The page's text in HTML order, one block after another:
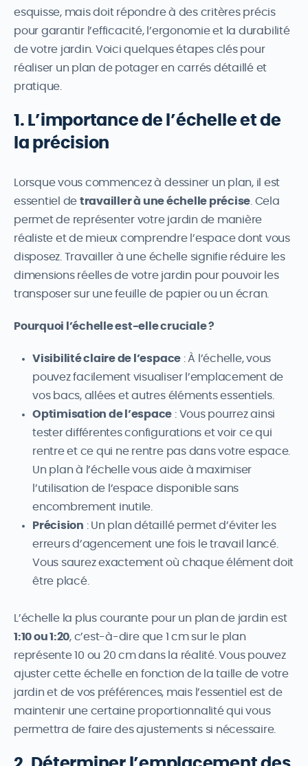
esquisse, mais doit répondre à des critères précis
pour garantir l’efficacité, l’ergonomie et la durabilité
de votre jardin. Voici quelques étapes clés pour
réaliser un plan de potager en carrés détaillé et
pratique.
1. L’importance de l’échelle et de
la précision
Lorsque vous commencez à dessiner un plan, il est
essentiel de travailler à une échelle précise . Cela
permet de représenter votre jardin de manière
réaliste et de mieux comprendre l’espace dont vous
disposez. Travailler à une échelle signifie réduire les
dimensions réelles de votre jardin pour pouvoir les
transposer sur une feuille de papier ou un écran.
Pourquoi l’échelle est-elle cruciale ?
Visibilité claire de l’espace : À l’échelle, vous
pouvez facilement visualiser l’emplacement de
vos bacs, allées et autres éléments essentiels.
Optimisation de l’espace : Vous pourrez ainsi
tester différentes configurations et voir ce qui
rentre et ce qui ne rentre pas dans votre espace.
Un plan à l’échelle vous aide à maximiser
l’utilisation de l’espace disponible sans
encombrement inutile.
Précision : Un plan détaillé permet d’éviter les
erreurs d’agencement une fois le travail lancé.
Vous saurez exactement où chaque élément doit
être placé.
L’échelle la plus courante pour un plan de jardin est
1:10 ou 1:20, c’est-à-dire que 1 cm sur le plan
représente 10 ou 20 cm dans la réalité. Vous pouvez
ajuster cette échelle en fonction de la taille de votre
jardin et de vos préférences, mais l’essentiel est de
maintenir une certaine proportionnalité qui vous
permettra de faire des ajustements si nécessaire.